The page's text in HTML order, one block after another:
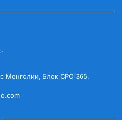
ЭРДЭНЭТ ПО СЛУЧАЮ
ЮБИЛЕ...
2026-07-27
Монголии, Блок CPO 365,